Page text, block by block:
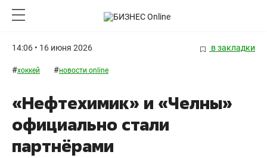
14:06 • 16 июня 2026 в закладки
#хоккей #новости online
«Нефтехимик» и «Челны»
официально стали
партнёрами